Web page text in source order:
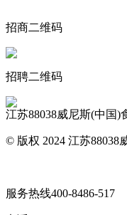
招商二维码
招聘二维码
江苏88038威尼斯(中国)
© 版权 2024 江苏88038
服务热线400-8486-517